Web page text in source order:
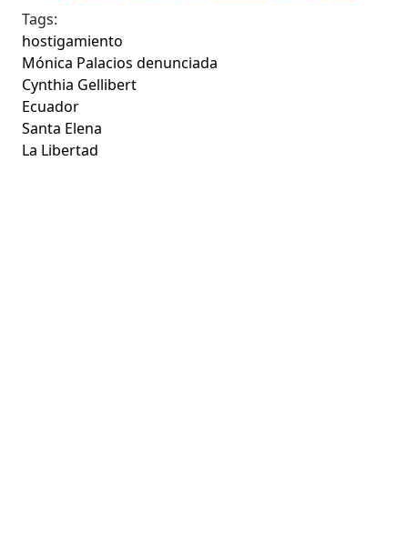
Tags:
hostigamiento
Mónica Palacios denunciada
Cynthia Gellibert
Ecuador
Santa Elena
La Libertad